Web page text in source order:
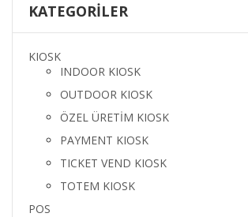
KATEGORILER
KIOSK
INDOOR KIOSK
OUTDOOR KIOSK
ÖZEL ÜRETİM KIOSK
PAYMENT KIOSK
TICKET VEND KIOSK
TOTEM KIOSK
POS